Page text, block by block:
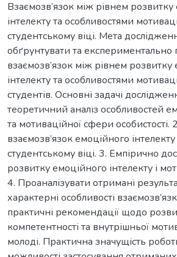
Взаємозв’язок між рівнем
інтелекту та особливостями
студентському віці. Мета
обґрунтувати та експериментально
взаємозв’язок між рівнем розвитку
інтелекту та особливостями
студентів. Основні задачі
теоретичний аналіз особливостей
та мотиваційної сфери особистості.
взаємозв’язок емоційного інтелекту
студентському віці. 3. Емпірично
розвитку емоційного інтелекту і
4. Проаналізувати отримані
характерні особливості
практичні рекомендації щодо
компетентності та внутрішньої
молоді. Практична значущість